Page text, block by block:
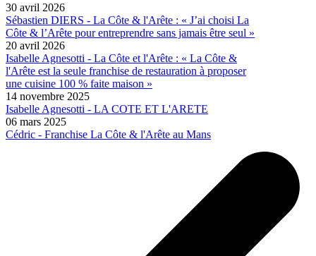
30 avril 2026
Sébastien DIERS - La Côte & l'Arête : « J’ai choisi La
Côte & l’Arête pour entreprendre sans jamais être seul »
20 avril 2026
Isabelle Agnesotti - La Côte et l'Arête : « La Côte &
l'Arête est la seule franchise de restauration à proposer
une cuisine 100 % faite maison »
14 novembre 2025
Isabelle Agnesotti - LA COTE ET L'ARETE
06 mars 2025
Cédric - Franchise La Côte & l'Arête au Mans